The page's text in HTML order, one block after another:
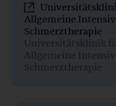
Allgemeine
Schmerztherapie
Universitätsklinik
Allgemeine
Schmerztherapie